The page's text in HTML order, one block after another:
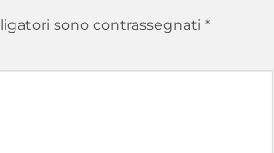
sono contrassegnati *